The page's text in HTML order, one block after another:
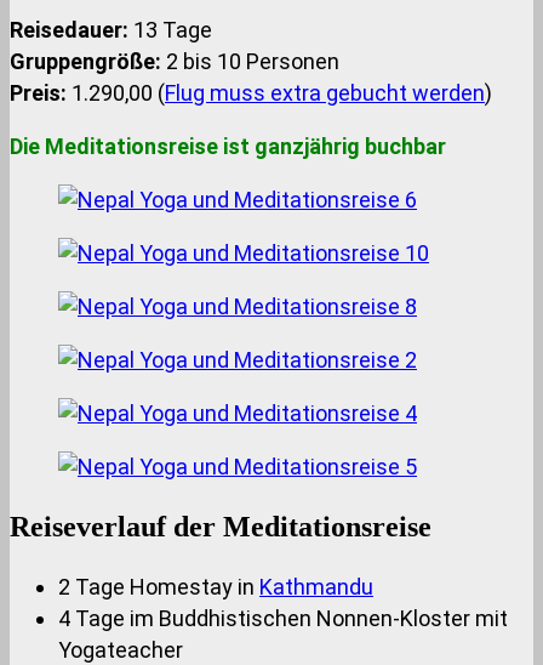
Reisedauer: 13 Tage
Gruppengröße: 2 bis 10 Personen
Preis: 1.290,00 (Flug muss extra gebucht werden)
Die Meditationsreise ist ganzjährig buchbar
Reiseverlauf der Meditationsreise
2 Tage Homestay in Kathmandu
4 Tage im Buddhistischen Nonnen-Kloster mit
Yogateacher